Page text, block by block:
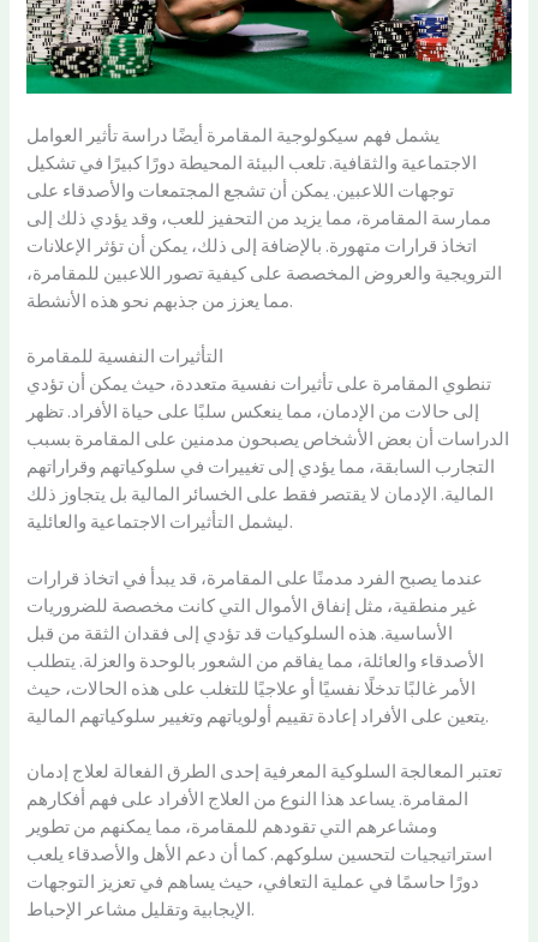
يشمل فهم سيكولوجية المقامرة أيضًا دراسة تأثير العوامل
الاجتماعية والثقافية. تلعب البيئة المحيطة دورًا كبيرًا في تشكيل
توجهات اللاعبين. يمكن أن تشجع المجتمعات والأصدقاء على
ممارسة المقامرة، مما يزيد من التحفيز للعب، وقد يؤدي ذلك إلى
اتخاذ قرارات متهورة. بالإضافة إلى ذلك، يمكن أن تؤثر الإعلانات
الترويجية والعروض المخصصة على كيفية تصور اللاعبين للمقامرة،
مما يعزز من جذبهم نحو هذه الأنشطة.
التأثيرات النفسية للمقامرة
تنطوي المقامرة على تأثيرات نفسية متعددة، حيث يمكن أن تؤدي
إلى حالات من الإدمان، مما ينعكس سلبًا على حياة الأفراد. تظهر
الدراسات أن بعض الأشخاص يصبحون مدمنين على المقامرة بسبب
التجارب السابقة، مما يؤدي إلى تغييرات في سلوكياتهم وقراراتهم
المالية. الإدمان لا يقتصر فقط على الخسائر المالية بل يتجاوز ذلك
ليشمل التأثيرات الاجتماعية والعائلية.
عندما يصبح الفرد مدمنًا على المقامرة، قد يبدأ في اتخاذ قرارات
غير منطقية، مثل إنفاق الأموال التي كانت مخصصة للضروريات
الأساسية. هذه السلوكيات قد تؤدي إلى فقدان الثقة من قبل
الأصدقاء والعائلة، مما يفاقم من الشعور بالوحدة والعزلة. يتطلب
الأمر غالبًا تدخلًا نفسيًا أو علاجيًا للتغلب على هذه الحالات، حيث
يتعين على الأفراد إعادة تقييم أولوياتهم وتغيير سلوكياتهم المالية.
تعتبر المعالجة السلوكية المعرفية إحدى الطرق الفعالة لعلاج إدمان
المقامرة. يساعد هذا النوع من العلاج الأفراد على فهم أفكارهم
ومشاعرهم التي تقودهم للمقامرة، مما يمكنهم من تطوير
استراتيجيات لتحسين سلوكهم. كما أن دعم الأهل والأصدقاء يلعب
دورًا حاسمًا في عملية التعافي، حيث يساهم في تعزيز التوجهات
الإيجابية وتقليل مشاعر الإحباط.